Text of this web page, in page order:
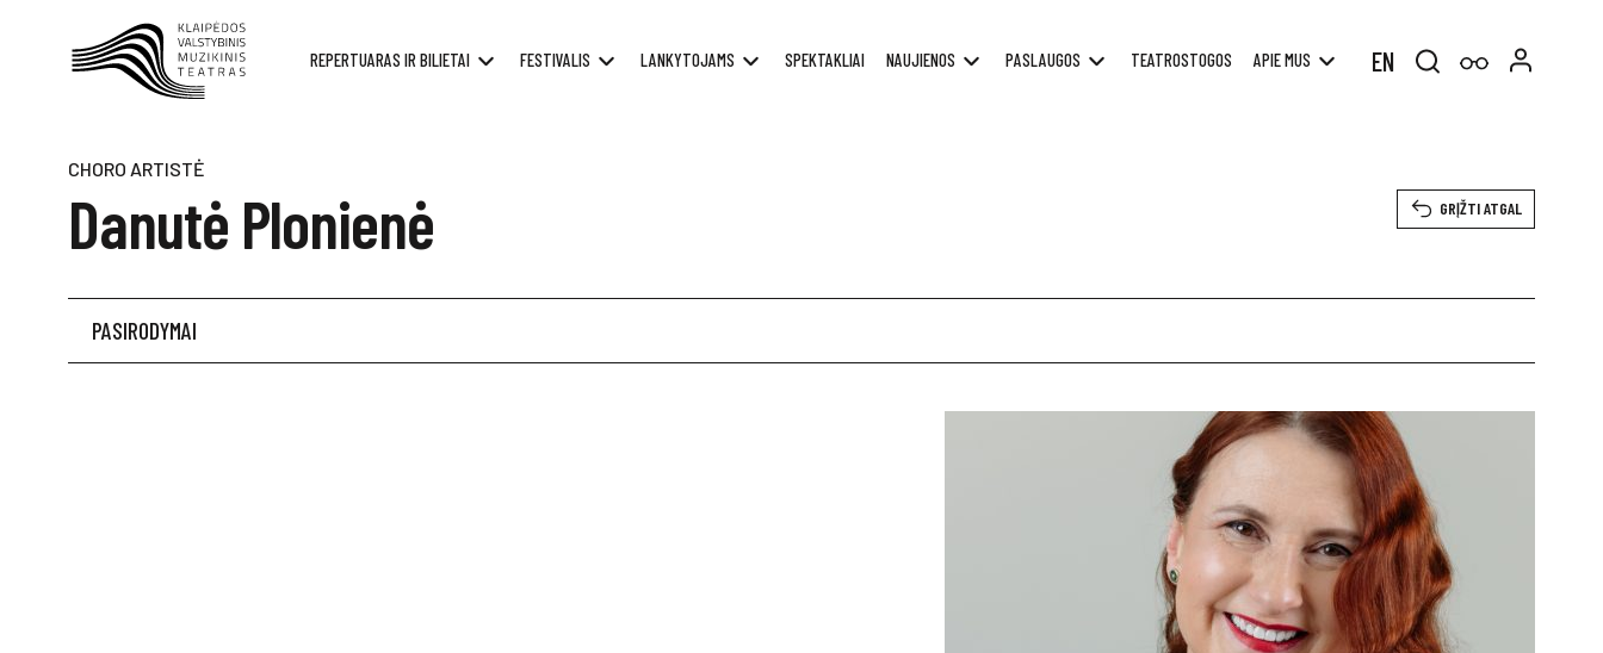
REPERTUARAS IR BILIETAI FESTIVALIS LANKYTOJAMS SPEKTAKLIAI NAUJIENOS PASLAUGOS TEATROSTOGOS APIE MUS EN
CHORO ARTISTĖ
Danutė Plonienė GRĮŽTI ATGAL
PASIRODYMAI